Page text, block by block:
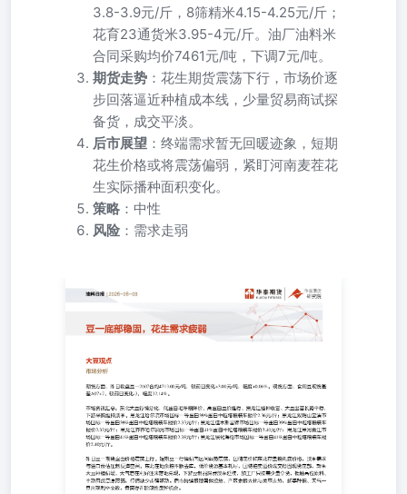
3.8-3.9元/斤，8筛精米4.15-4.25元/斤；
花育23通货米3.95-4元/斤。油厂油料米
合同采购均价7461元/吨，下调7元/吨。
期货走势 ：花生期货震荡下行，市场价逐
步回落逼近种植成本线，少量贸易商试探
备货，成交平淡。
后市展望 ：终端需求暂无回暖迹象，短期
花生价格或将震荡偏弱，紧盯河南麦茬花
生实际播种面积变化。
策略 ：中性
风险 ：需求走弱
大豆观点 市场分析 期货方面，昨日收盘豆一2607合约
货方面，食用豆现货基差A07+7，较前日变化-3，幅度
净粮降价、高蛋白豆价维稳，黑龙江播种收官、大豆出苗
标一等蛋白39%蛋白中粒塔粮装车报价2.36元/斤；黑龙江
报价2.33元/斤；黑龙江佳木斯富锦市场国标一等蛋白39%
河市场国标一等蛋白41%蛋白中粒塔粮装车报价2.40元/斤
盘面价格震荡上行。短期豆一行情偏向区间弱势震荡，国
压制反弹空间。东北在地余粮不断去库，低价货源基本耗
偏缓、天气潜在利好还未落地兑现，下游豆制品消费淡季
囤货意愿薄弱，行情缺少走强驱动。后市持续跟踪国储投